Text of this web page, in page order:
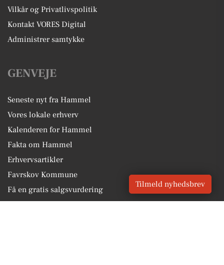
Vilkår og Privatlivspolitik
Kontakt VORES Digital
Administrer samtykke
GENVEJE
Seneste nyt fra Hammel
Vores lokale erhverv
Kalenderen for Hammel
Fakta om Hammel
Erhvervsartikler
Favrskov Kommune
Få en gratis salgsvurdering
Sponsoreret indhold
Tilmeld nyhedsbrev